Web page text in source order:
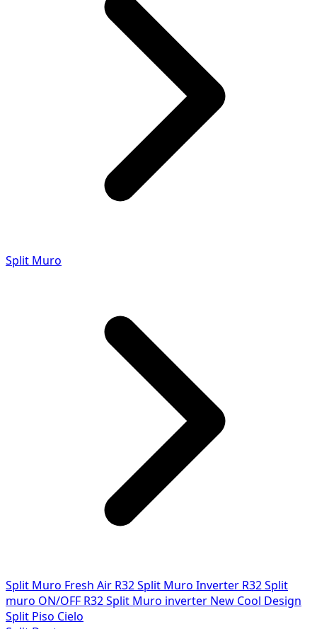
Split Muro
Split Muro Fresh Air R32Split Muro Inverter R32Split
muro ON/OFF R32Split Muro inverter New Cool Design
Split Piso Cielo